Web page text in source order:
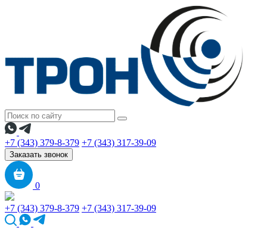
+7 (343) 379-8-379 +7 (343) 317-39-09
Заказать звонок
0
+7 (343) 379-8-379 +7 (343) 317-39-09